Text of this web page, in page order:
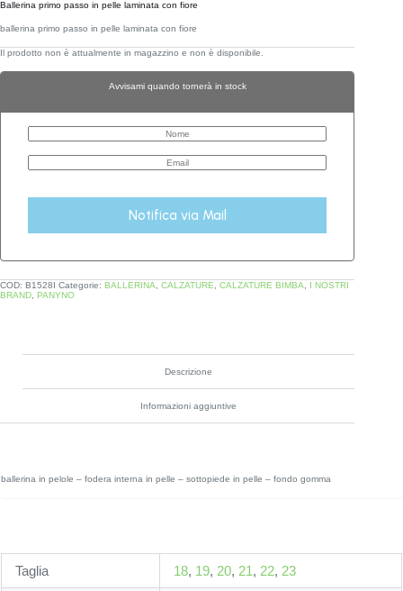
Ballerina primo passo in pelle laminata con fiore
ballerina primo passo in pelle laminata con fiore
Il prodotto non è attualmente in magazzino e non è disponibile.
Avvisami quando tornerà in stock
Notifica via Mail
COD: B1528I Categorie: BALLERINA CALZATURE CALZATURE BIMBA
I NOSTRI
BRAND PANYNO
Descrizione
Informazioni aggiuntive
ballerina in pelole – fodera interna in pelle – sottopiede in pelle – fondo gomma
Taglia 18, 19, 20, 21, 22, 23